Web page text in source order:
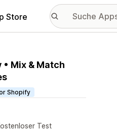
Store
• Mix & Match
Shopify
Test